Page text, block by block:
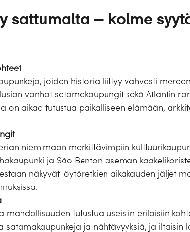
sattumalta – kolme
joiden historia liittyy vahvasti
vanhat satamakaupungit sekä Atlantin
on aikaa tutustua paikalliseen elämään,
niemimaan merkittävimpiin
ja São Benton aseman
näkyvät löytöretkien aikakauden jäljet
mahdollisuuden tutustua useisiin erilaisiin
satamakaupunkeja ja nähtävyyksiä, ja iltaisin